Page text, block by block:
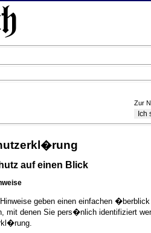
Zur
auf einen Blick
geben einen einfachen
mit denen Sie pers�nlich identifiziert